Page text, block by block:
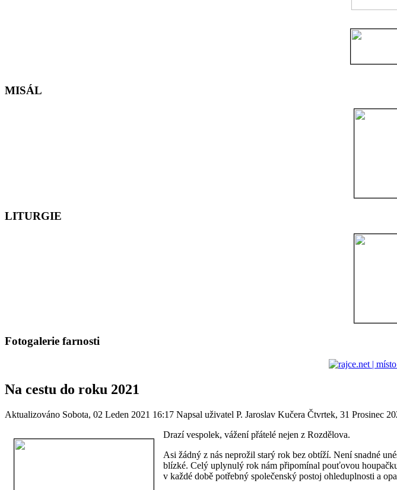
MISÁL
LITURGIE
Fotogalerie farnosti
Na cestu do roku 2021
Aktualizováno Sobota, 02 Leden 2021 16:17 Napsal uživatel P. Jaroslav Kučera Čtvrtek, 31 Prosinec
Drazí vespolek, vážení přátelé nejen z Rozdělova.
Asi žádný z nás neprožil starý rok bez obtíží. Není snadné
blízké. Celý uplynulý rok nám připomínal pouťovou
v každé době potřebný společenský postoj ohleduplnosti a